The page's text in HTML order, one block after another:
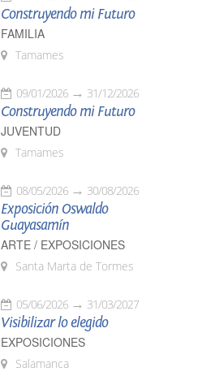
Construyendo mi Futuro
FAMILIA
Tamames
09/01/2026 31/12/2026
Construyendo mi Futuro
JUVENTUD
Tamames
08/05/2026 30/08/2026
Exposición Oswaldo
Guayasamín
ARTE / EXPOSICIONES
Santa Marta de Tormes
05/06/2026 31/03/2027
Visibilizar lo elegido
EXPOSICIONES
Salamanca